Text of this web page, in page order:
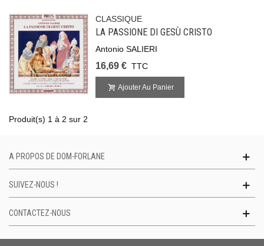
CLASSIQUE
LA PASSIONE DI GESÙ CRISTO
Antonio SALIERI
16,69 € TTC
Ajouter Au Panier
Produit(s) 1 à 2 sur 2
A PROPOS DE DOM-FORLANE
SUIVEZ-NOUS !
CONTACTEZ-NOUS